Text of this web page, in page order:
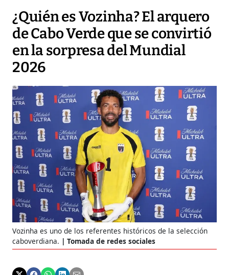
¿Quién es Vozinha? El arquero
de Cabo Verde que se convirtió
en la sorpresa del Mundial
2026
Vozinha es uno de los referentes históricos de la selección
caboverdiana.
Tomada de redes sociales